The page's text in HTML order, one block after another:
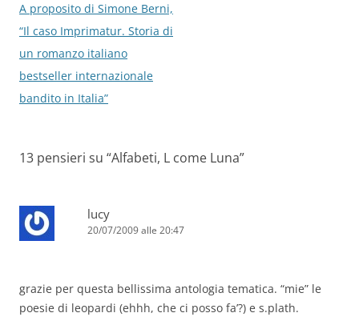
A proposito di Simone Berni,
“Il caso Imprimatur. Storia di
un romanzo italiano
bestseller internazionale
bandito in Italia”
13 pensieri su “Alfabeti, L come Luna”
lucy
20/07/2009 alle 20:47
grazie per questa bellissima antologia tematica. “mie” le
poesie di leopardi (ehhh, che ci posso fa’?) e s.plath.